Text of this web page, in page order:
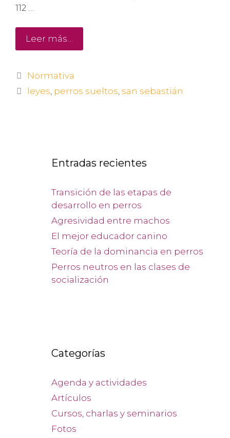
112 …
Leer más…
Normativa
leyes, perros sueltos, san sebastián
Entradas recientes
Transición de las etapas de
desarrollo en perros
Agresividad entre machos
El mejor educador canino
Teoría de la dominancia en perros
Perros neutros en las clases de
socialización
Categorías
Agenda y actividades
Artículos
Cursos, charlas y seminarios
Fotos